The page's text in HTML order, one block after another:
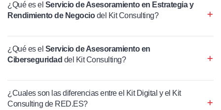
¿Qué es el Servicio de Asesoramiento en Estrategia y
Rendimiento de Negociodel Kit Consulting?
¿Qué es el Servicio de Asesoramiento en
Ciberseguridad del Kit Consulting?
¿Cuales son las diferencias entre el Kit Digital y el Kit
Consulting de RED.ES?